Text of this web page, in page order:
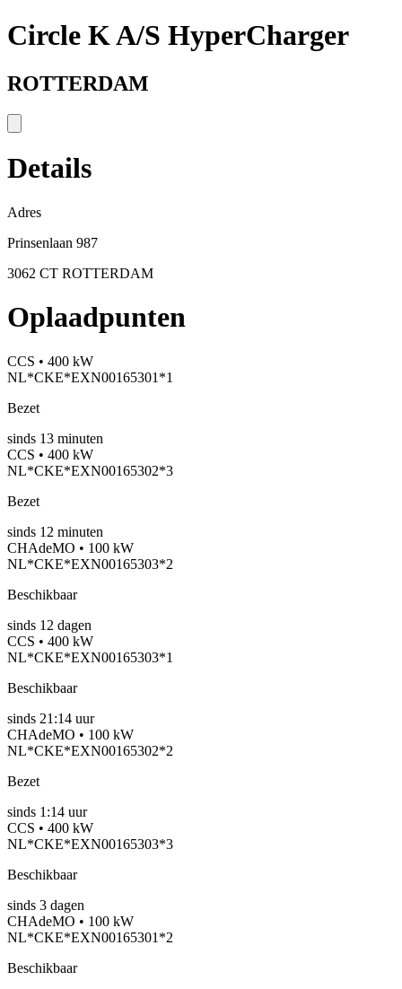
Circle K A/S HyperCharger
ROTTERDAM
Details
Adres
Prinsenlaan 987
3062 CT ROTTERDAM
Oplaadpunten
CCS • 400 kW
NL*CKE*EXN00165301*1
Bezet
sinds 13 minuten
CCS • 400 kW
NL*CKE*EXN00165302*3
Bezet
sinds 12 minuten
CHAdeMO • 100 kW
NL*CKE*EXN00165303*2
Beschikbaar
sinds 12 dagen
CCS • 400 kW
NL*CKE*EXN00165303*1
Beschikbaar
sinds 21:14 uur
CHAdeMO • 100 kW
NL*CKE*EXN00165302*2
Bezet
sinds 1:14 uur
CCS • 400 kW
NL*CKE*EXN00165303*3
Beschikbaar
sinds 3 dagen
CHAdeMO • 100 kW
NL*CKE*EXN00165301*2
Beschikbaar